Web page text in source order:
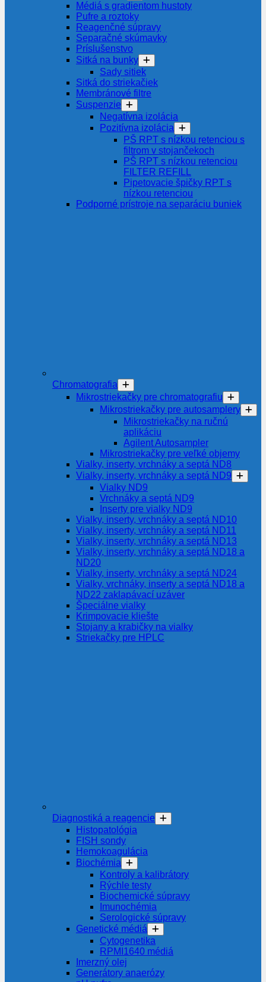
Médiá s gradientom hustoty
Pufre a roztoky
Reagenčné súpravy
Separačné skúmavky
Príslušenstvo
Sitká na bunky
Sady sitiek
Sitká do striekačiek
Membránové filtre
Suspenzie
Negatívna izolácia
Pozitívna izolácia
PŠ RPT s nízkou retenciou s
filtrom v stojančekoch
PŠ RPT s nízkou retenciou
FILTER REFILL
Pipetovacie špičky RPT s
nízkou retenciou
Podporné prístroje na separáciu buniek
Chromatografia
Mikrostriekačky pre chromatografiu
Mikrostriekačky pre autosamplery
Mikrostriekačky na ručnú
aplikáciu
Agilent Autosampler
Mikrostriekačky pre veľké objemy
Vialky, inserty, vrchnáky a septá ND8
Vialky, inserty, vrchnáky a septá ND9
Vialky ND9
Vrchnáky a septá ND9
Inserty pre vialky ND9
Vialky, inserty, vrchnáky a septá ND10
Vialky, inserty, vrchnáky a septá ND11
Vialky, inserty, vrchnáky a septá ND13
Vialky, inserty, vrchnáky a septá ND18 a
ND20
Vialky, inserty, vrchnáky a septá ND24
Vialky, vrchnáky, inserty a septá ND18 a
ND22 zaklapávací uzáver
Špeciálne vialky
Krimpovacie kliešte
Stojany a krabičky na vialky
Striekačky pre HPLC
Diagnostiká a reagencie
Histopatológia
FISH sondy
Hemokoagulácia
Biochémia
Kontroly a kalibrátory
Rýchle testy
Biochemické súpravy
Imunochémia
Serologické súpravy
Genetické médiá
Cytogenetika
RPMI1640 médiá
Imerzný olej
Generátory anaerózy